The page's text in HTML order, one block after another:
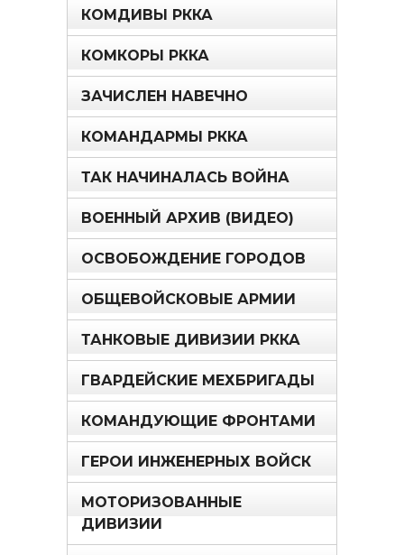
КОМДИВЫ РККА
КОМКОРЫ РККА
ЗАЧИСЛЕН НАВЕЧНО
КОМАНДАРМЫ РККА
ТАК НАЧИНАЛАСЬ ВОЙНА
ВОЕННЫЙ АРХИВ (ВИДЕО)
ОСВОБОЖДЕНИЕ ГОРОДОВ
ОБЩЕВОЙСКОВЫЕ АРМИИ
ТАНКОВЫЕ ДИВИЗИИ РККА
ГВАРДЕЙСКИЕ МЕХБРИГАДЫ
КОМАНДУЮЩИЕ ФРОНТАМИ
ГЕРОИ ИНЖЕНЕРНЫХ ВОЙСК
МОТОРИЗОВАННЫЕ
ДИВИЗИИ